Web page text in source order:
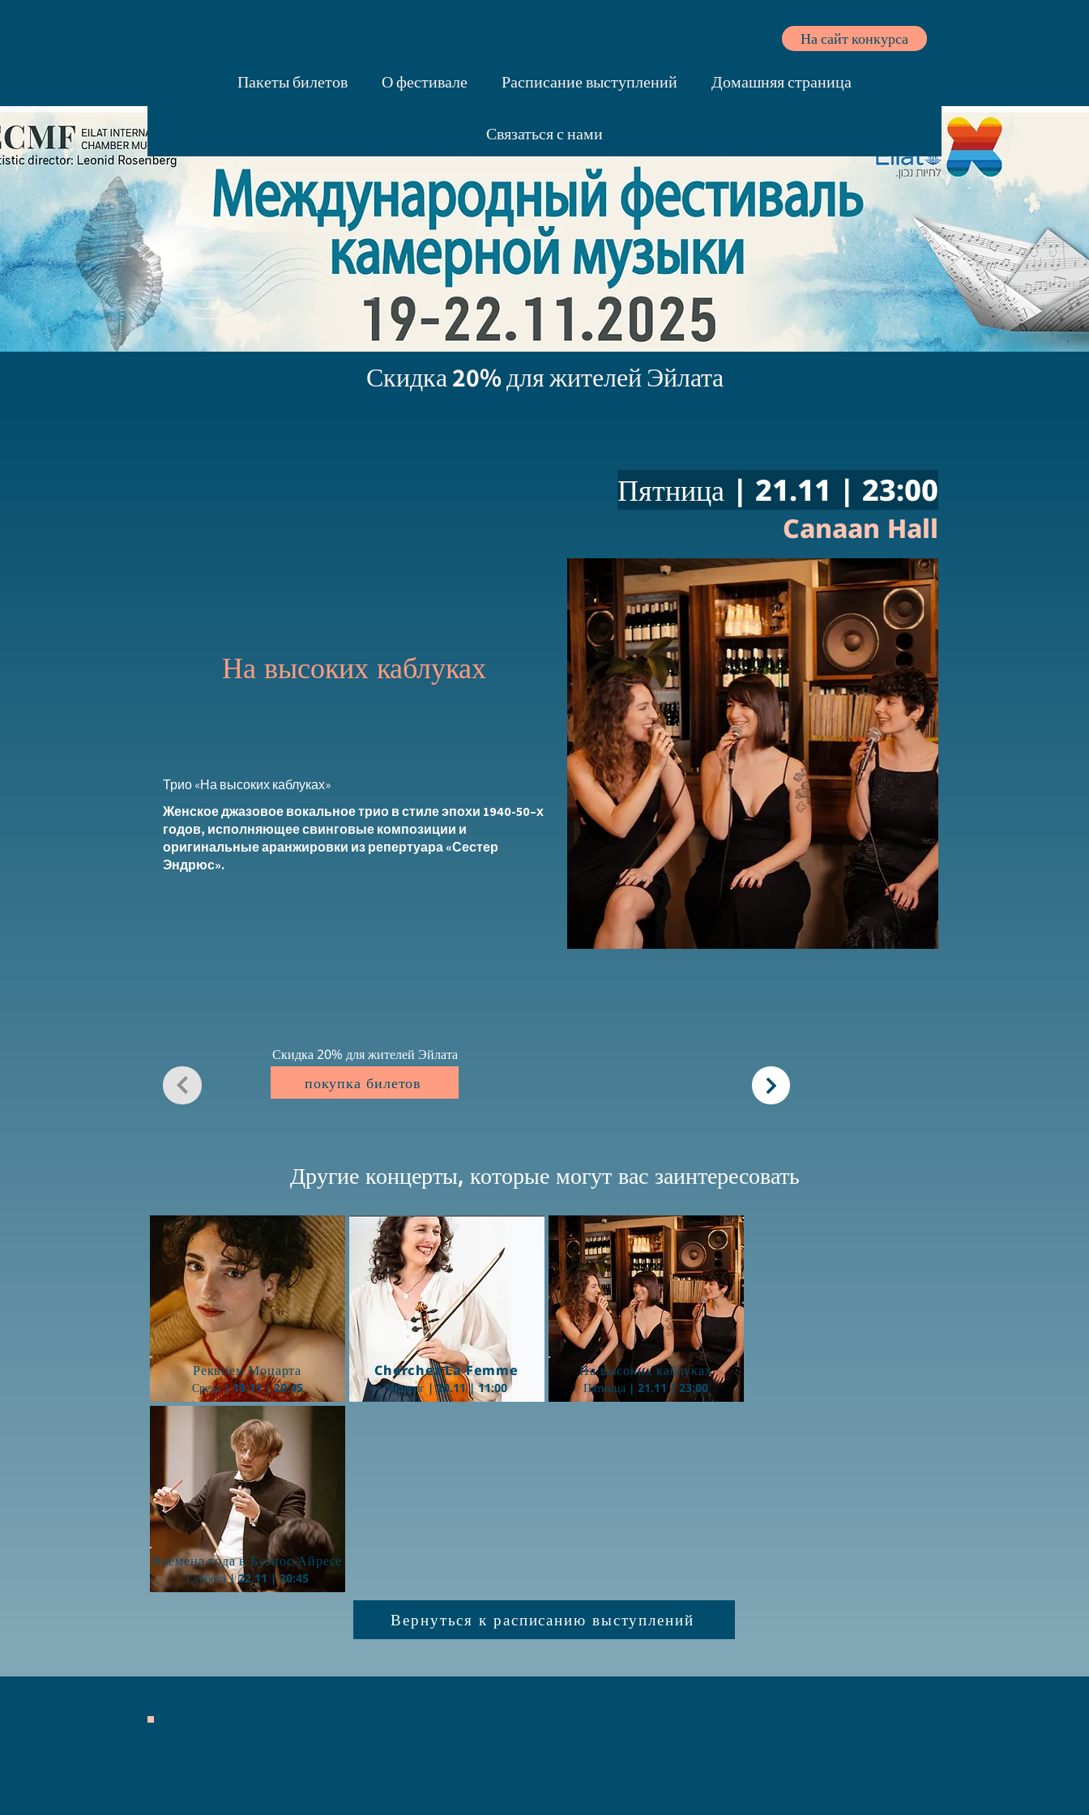
На сайт конкурса
Домашняя страница
Расписание выступлений
О фестивале
Пакеты билетов
Связаться с нами
Скидка 20% для жителей Эйлата
Пятница | 21.11 | 23:00
Canaan Hall
На высоких каблуках
Трио «На высоких каблуках»
Женское джазовое вокальное трио в стиле эпохи 1940-50–х
годов, исполняющее свинговые композиции и
оригинальные аранжировки из репертуара «Сестер
Эндрюс».
Скидка 20% для жителей Эйлата
покупка билетов
Другие концерты, которые могут вас заинтересовать
Реквием Моцарта
Среда | 19.11 | 20:45
Button
Cherchez La Femme
Четверг | 20.11 | 11:00
Button
На высоких каблуках
Пятница | 21.11 | 23:00
Button
Времена года в Буэнос-Айресе
Суббота | 22.11 | 20:45
Button
Вернуться к расписанию выступлений